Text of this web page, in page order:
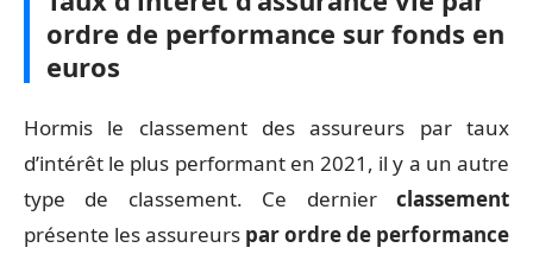
ordre de performance sur fonds en
euros
Hormis le classement des assureurs par taux
d’intérêt le plus performant en 2021, il y a un autre
type de classement. Ce dernier classement
présente les assureurs par ordre de performance